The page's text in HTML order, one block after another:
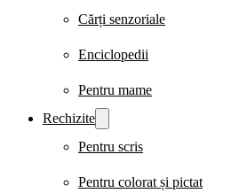
Cărți senzoriale
Enciclopedii
Pentru mame
Rechizite
Pentru scris
Pentru colorat și pictat